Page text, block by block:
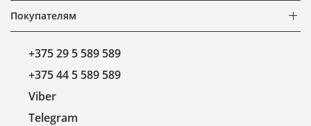
Покупателям
+375 29 5 589 589
+375 44 5 589 589
Viber
Telegram